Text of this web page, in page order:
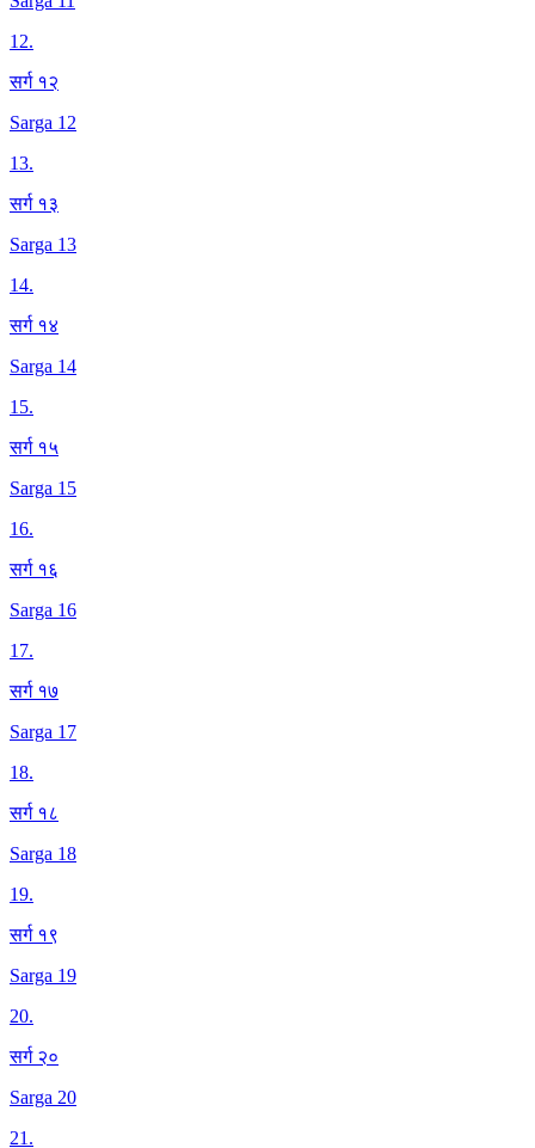
12.
सर्ग १२
Sarga 12
13.
सर्ग १३
Sarga 13
14.
सर्ग १४
Sarga 14
15.
सर्ग १५
Sarga 15
16.
सर्ग १६
Sarga 16
17.
सर्ग १७
Sarga 17
18.
सर्ग १८
Sarga 18
19.
सर्ग १९
Sarga 19
20.
सर्ग २०
Sarga 20
21.